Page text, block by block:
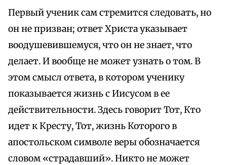
Первый ученик сам стремится следовать, но
он не призван; ответ Христа указывает
воодушевившемуся, что он не знает, что
делает. И вообще не может узнать о том. В
этом смысл ответа, в котором ученику
показывается жизнь с Иисусом в ее
действительности. Здесь говорит Тот, Кто
идет к Кресту, Тот, жизнь Которого в
апостольском символе веры обозначается
словом «страдавший». Никто не может